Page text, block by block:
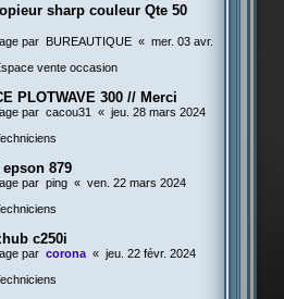
sharp couleur Qte 50
par BUREAUTIQUE « mer. 03 avr.
vente occasion
PLOTWAVE 300 // Merci
par cacou31 « jeu. 28 mars 2024
879
par ping « ven. 22 mars 2024
c250i
par corona « jeu. 22 févr. 2024